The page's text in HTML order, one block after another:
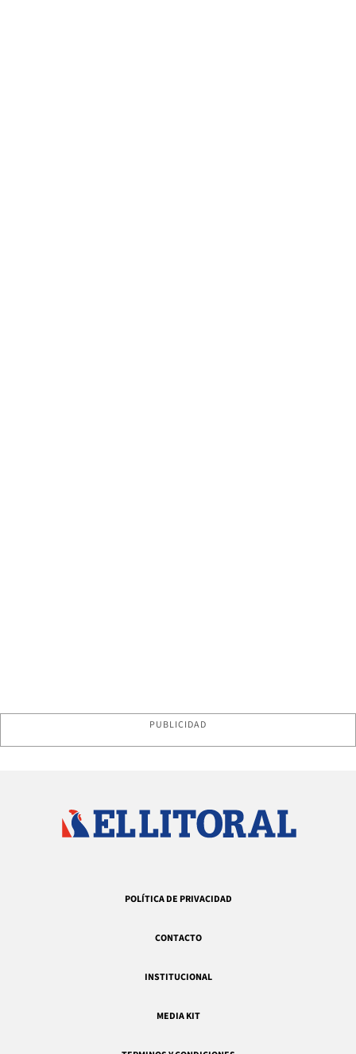
PUBLICIDAD
POLÍTICA DE PRIVACIDAD
CONTACTO
INSTITUCIONAL
MEDIA KIT